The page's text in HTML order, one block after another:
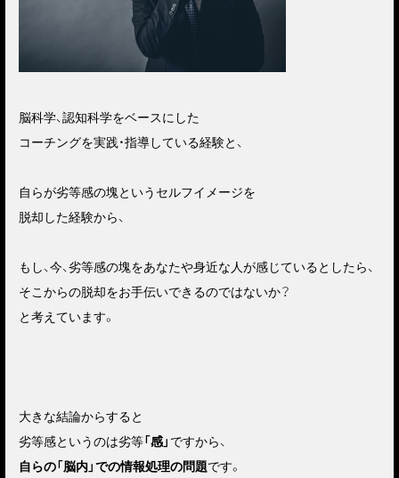
脳科学、認知科学をベースにした
コーチングを実践・指導している経験と、
自らが劣等感の塊というセルフイメージを
脱却した経験から、
もし、今、劣等感の塊をあなたや身近な人が感じているとしたら、
そこからの脱却をお手伝いできるのではないか？
と考えています。
大きな結論からすると
劣等感というのは劣等「感」 ですから、
自らの「脳内」での情報処理の問題です。